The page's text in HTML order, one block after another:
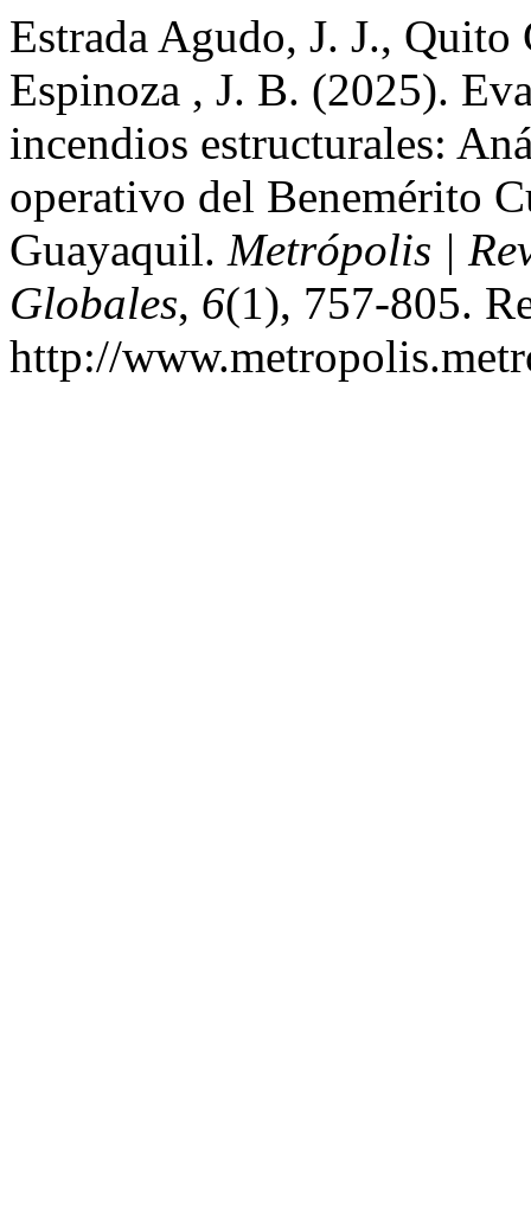
Estrada Agudo, J. J.,
Espinoza , J. B. (2025).
incendios estructurales:
operativo del Benemérito
Guayaquil. Metrópolis |
Globales, 6(1), 757-805.
http://